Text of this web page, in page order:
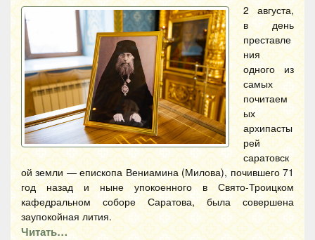
2 августа,
в день
преставле
ния
одного из
самых
почитаем
ых
архипасты
рей
саратовск
ой земли — епископа Вениамина (Милова), почившего 71
год назад и ныне упокоенного в Свято-Троицком
кафедральном соборе Саратова, была совершена
заупокойная лития.
Читать…